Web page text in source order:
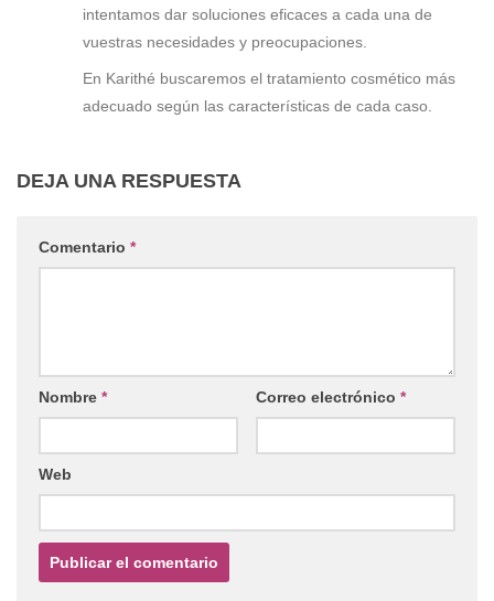
intentamos dar soluciones eficaces a cada una de
vuestras necesidades y preocupaciones.
En Karithé buscaremos el tratamiento cosmético más
adecuado según las características de cada caso.
DEJA UNA RESPUESTA
Comentario *
Nombre * Correo electrónico *
Web